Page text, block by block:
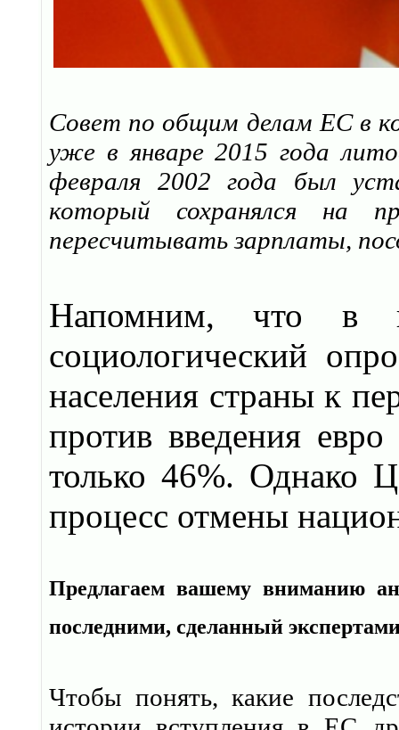
Совет по общим делам ЕС в
уже в январе 2015 года
февраля 2002 года был
который сохранялся на
пересчитывать зарплаты,
Напомним, что в
социологический
населения страны к
против введения
только 46%. Однако
процесс отмены
Предлагаем вашему вниманию
последними, сделанный
Чтобы понять, какие